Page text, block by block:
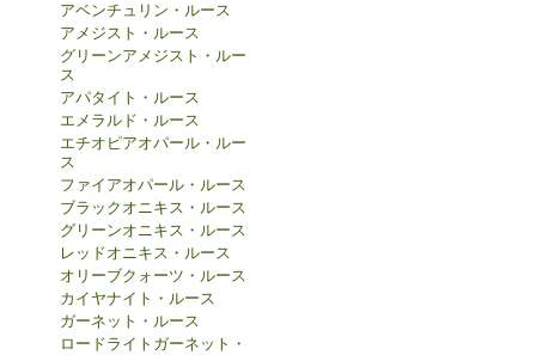
アベンチュリン・ルース
アメジスト・ルース
グリーンアメジスト・ルー
ス
アパタイト・ルース
エメラルド・ルース
エチオピアオパール・ルー
ス
ファイアオパール・ルース
ブラックオニキス・ルース
グリーンオニキス・ルース
レッドオニキス・ルース
オリーブクォーツ・ルース
カイヤナイト・ルース
ガーネット・ルース
ロードライトガーネット・